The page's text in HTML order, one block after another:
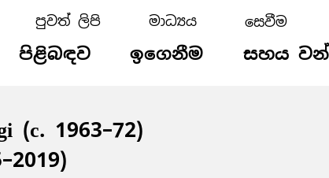
පුවත් ලිපි මාධ්‍යය
පිළිබඳව ඉගෙනීම සහය
(c. 1963–72)